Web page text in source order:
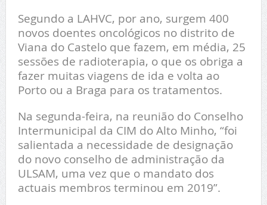
Segundo a LAHVC, por ano, surgem 400
novos doentes oncológicos no distrito de
Viana do Castelo que fazem, em média, 25
sessões de radioterapia, o que os obriga a
fazer muitas viagens de ida e volta ao
Porto ou a Braga para os tratamentos.
Na segunda-feira, na reunião do Conselho
Intermunicipal da CIM do Alto Minho, “foi
salientada a necessidade de designação
do novo conselho de administração da
ULSAM, uma vez que o mandato dos
actuais membros terminou em 2019”.